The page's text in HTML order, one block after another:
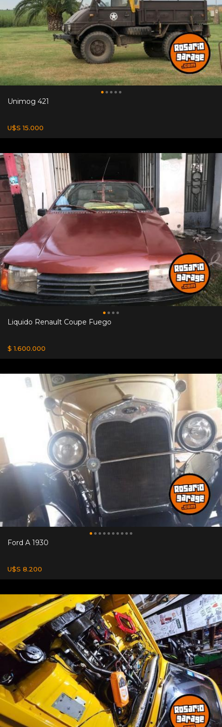
Unimog 421
U$S 15.000
Liquido Renault Coupe Fuego
$ 1.600.000
Ford A 1930
U$S 8.200